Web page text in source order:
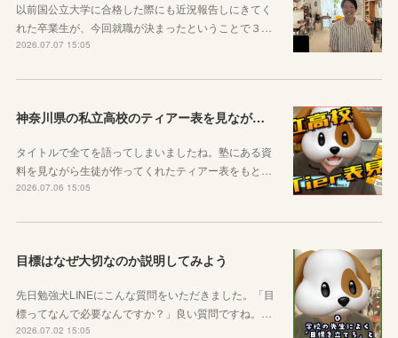
以前国公立大学に合格した際にも近況報告しにきてく
れた卒業生が、今回就職が決まったということで３…
2026.07.07 15:05
神奈川県の私立高校のティアー表を見ながら話す動画を作りました！
タイトルで全てを語ってしまいましたね。塾にある資
料を見ながら生徒が作ってくれたティアー表をもと…
2026.07.06 15:05
目標はなぜ大切なのか説明してみよう
先日勉強犬LINEにこんな質問をいただきました。「目
標ってなんで必要なんですか？」良い質問ですね。…
2026.07.02 15:05